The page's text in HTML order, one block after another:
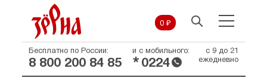
0 ₽
Бесплатно по России:
8 800 200 84 85
и с мобильного:
* 0224
с 9 до 21
ежедневно